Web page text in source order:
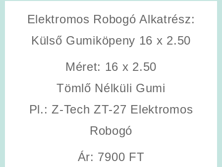
Elektromos Robogó Alkatrész:
Külső Gumiköpeny 16 x 2.50
Méret: 16 x 2.50
Tömlő Nélküli Gumi
Pl.: Z-Tech ZT-27 Elektromos
Robogó
Ár: 7900 FT